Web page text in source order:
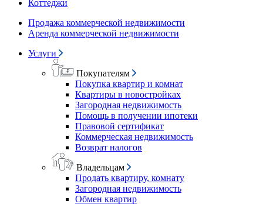
Коттеджи
Продажа коммерческой недвижимости
Аренда коммерческой недвижимости
Услуги
Покупателям
Покупка квартир и комнат
Квартиры в новостройках
Загородная недвижимость
Помощь в получении ипотеки
Правовой сертификат
Коммерческая недвижимость
Возврат налогов
Владельцам
Продать квартиру, комнату
Загородная недвижимость
Обмен квартир